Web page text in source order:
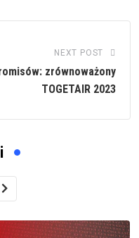
NEXT POST
zrównoważony
TOGETAIR 2023